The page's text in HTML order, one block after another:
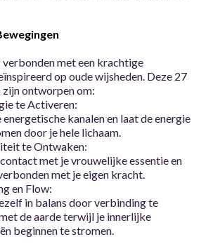
verbonden met een krachtige
op oude wijsheden. Deze 27
zijn ontworpen om:
te Activeren:
energetische kanalen en laat de energie
door je hele lichaam.
te Ontwaken:
met je vrouwelijke essentie en
met je eigen kracht.
en Flow:
in balans door verbinding te
de aarde terwijl je innerlijke
beginnen te stromen.